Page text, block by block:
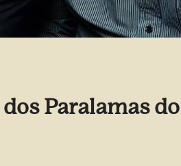
Paralamas